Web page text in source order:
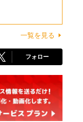
一覧を見る
フォロー